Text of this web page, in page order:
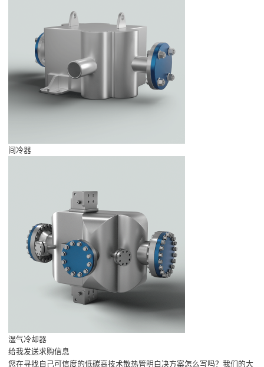
间冷器
湿气冷却器
给我发送求购信息
您在寻找自己可信度的低碳高技术散热管明白决方案怎么写吗？我们的大